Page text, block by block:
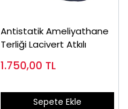
Antistatik Ameliyathane
Terliği Lacivert Atkılı
1.750,00 TL
Sepete Ekle